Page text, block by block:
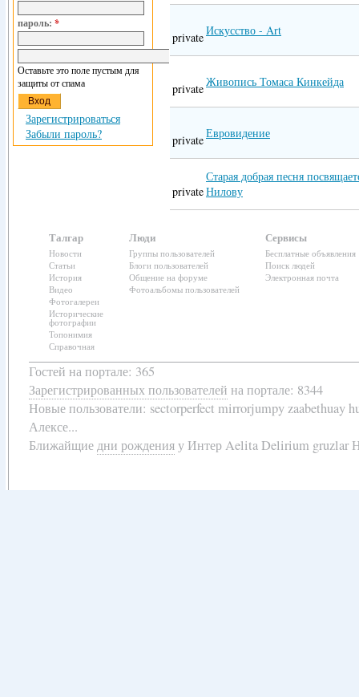
privateИскусство - Art
privateЖивопись Томаса Кинкейда
privateЕвровидение
private
Старая добрая песня
Нилову
пароль: *
Оставьте это поле пустым для
защиты от спама
Зарегистрироваться
Забыли пароль?
Талгар
Новости
Статьи
История
Видео
Фотогалереи
Исторические
фотографии
Топонимия
Справочная
Люди
Группы пользователей
Блоги пользователей
Общение на форуме
Фотоальбомы пользователей
Сервисы
Бесплатные объявления
Поиск людей
Электронная почта
Гостей на портале: 365
Зарегистрированных пользователей на портале: 8344
Новые пользователи: sectorperfect mirrorjumpy zaabethuay
Алексе...
Ближайщиедни рожденияу Интер Aelita Delirium gruzlar